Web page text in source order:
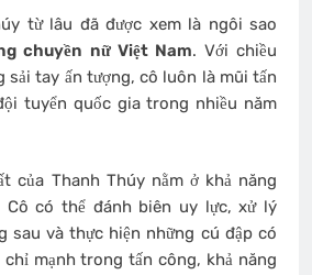
từ lâu đã được xem là ngôi sao
chuyền nữ Việt Nam. Với chiều
sải tay ấn tượng, cô luôn là mũi tấn
tuyển quốc gia trong nhiều năm
của Thanh Thúy nằm ở khả năng
Cô có thể đánh biên uy lực, xử lý
sau và thực hiện những cú đập có
mạnh trong tấn công, khả năng